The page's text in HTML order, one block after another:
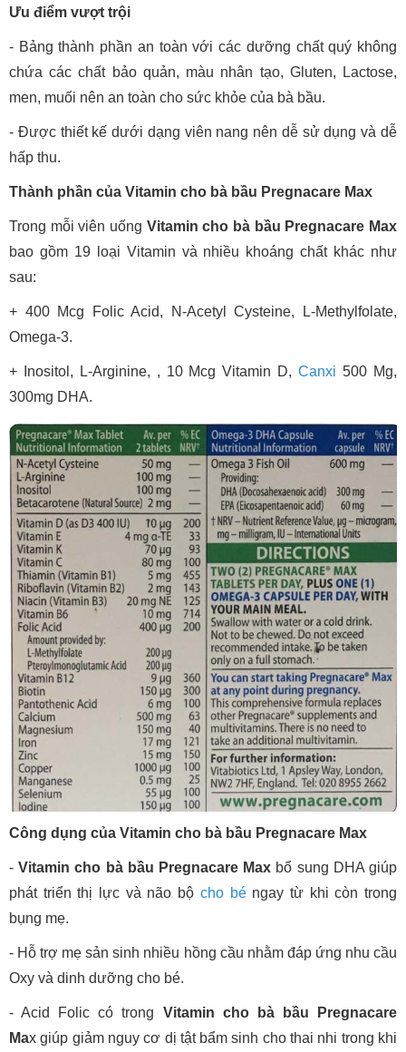
Ưu điểm vượt trội
- Bảng thành phần an toàn với các dưỡng chất quý không
chứa các chất bảo quản, màu nhân tạo, Gluten, Lactose,
men, muối nên an toàn cho sức khỏe của bà bầu.
- Được thiết kế dưới dạng viên nang nên dễ sử dụng và dễ
hấp thu.
Thành phần của Vitamin cho bà bầu Pregnacare Max
Trong mỗi viên uống Vitamin cho bà bầu Pregnacare Max
bao gồm 19 loại Vitamin và nhiều khoáng chất khác như
sau:
+ 400 Mcg Folic Acid, N-Acetyl Cysteine, L-Methylfolate,
Omega-3.
+ Inositol, L-Arginine, , 10 Mcg Vitamin D, Canxi500 Mg,
300mg DHA.
Công dụng của Vitamin cho bà bầu Pregnacare Max
-Vitamin cho bà bầu Pregnacare Max bổ sung DHA giúp
phát triển thị lực và não bộ cho béngay từ khi còn trong
bụng mẹ.
- Hỗ trợ mẹ sản sinh nhiều hồng cầu nhằm đáp ứng nhu cầu
Oxy và dinh dưỡng cho bé.
- Acid Folic có trong Vitamin cho bà bầu
Pregnacare
Max giúp giảm nguy cơ dị tật bẩm sinh cho thai nhi trong khi